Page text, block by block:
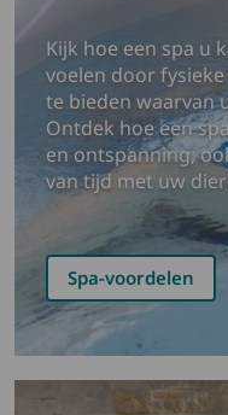
Kijk hoe een spa u
voelen door
te bieden waarvan
Ontdek hoe een
en ontspanning,
van tijd met uw
Spa-voordelen